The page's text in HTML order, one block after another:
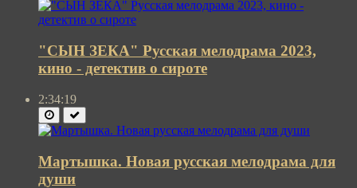
"СЫН ЗЕКА" Русская мелодрама 2023,
кино - детектив о сироте
2:34:19
Мартышка. Новая русская мелодрама для
души